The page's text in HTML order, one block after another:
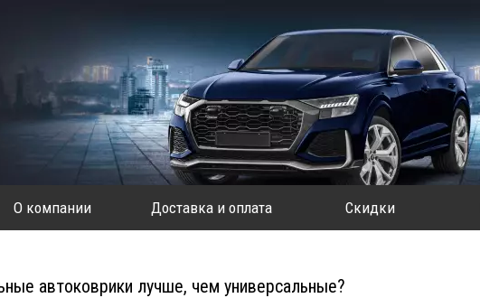
О компании Доставка и оплата Скидки
автоковрики лучше, чем универсальные?